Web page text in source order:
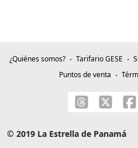
¿Quiénes somos? Tarifario GESE
Puntos de venta
© 2019 La Estrella de Panamá